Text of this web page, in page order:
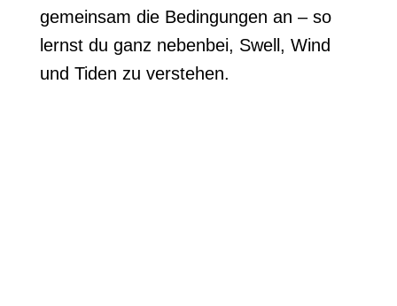
gemeinsam die Bedingungen an – so
lernst du ganz nebenbei, Swell, Wind
und Tiden zu verstehen.